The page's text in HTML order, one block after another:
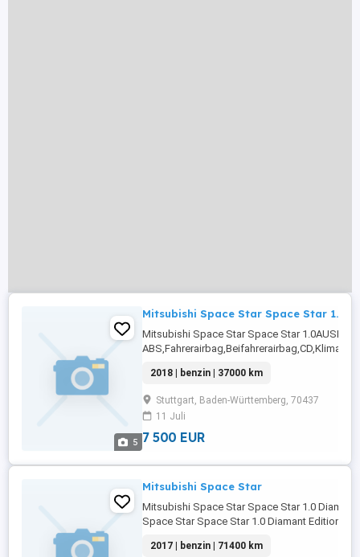
5
Mitsubishi Space Star Space Star 1.0
Mitsubishi Space Star Space Star
Beifahrersitz,Bordcomputer,ESP,Airbag ...
2018 | benzin | 37000 km
Stuttgart, Baden-Württemberg, 70437
11 Juli
7 500 EUR
Mitsubishi Space Star
Mitsubishi Space Star Space Star 1.0
Space Star Space Star 1.0 Diamant
2017 | benzin | 71400 km